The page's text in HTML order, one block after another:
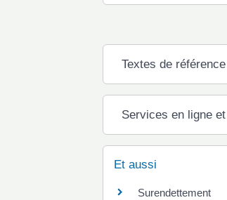
Textes de référence
Services en ligne
Et aussi
Surendettement